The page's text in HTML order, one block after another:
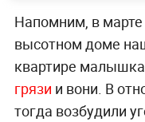
Напомним, в
высотном доме
квартире
грязи и вони. В
тогда возбудили